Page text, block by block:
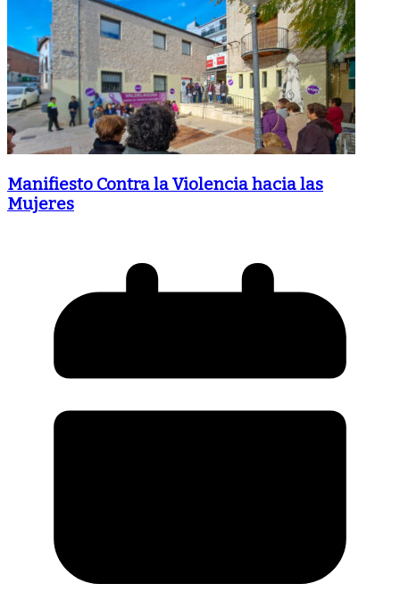
Manifiesto Contra la Violencia hacia las
Mujeres